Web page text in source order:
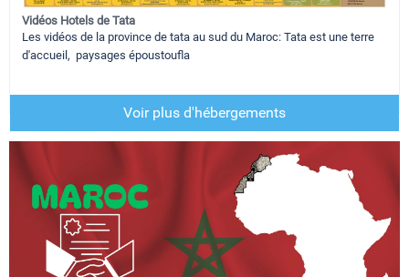
Vidéos Hotels de Tata
Les vidéos de la province de tata au sud du Maroc: Tata est une terre
d'accueil, paysages époustoufla
Voir plus d'hébergements